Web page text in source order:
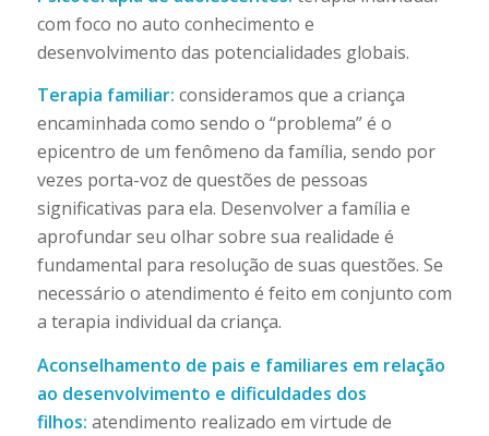
com foco no auto conhecimento e
desenvolvimento das potencialidades globais.
Terapia familiar: consideramos que a criança
encaminhada como sendo o “problema” é o
epicentro de um fenômeno da família, sendo por
vezes porta-voz de questões de pessoas
significativas para ela. Desenvolver a família e
aprofundar seu olhar sobre sua realidade é
fundamental para resolução de suas questões. Se
necessário o atendimento é feito em conjunto com
a terapia individual da criança.
Aconselhamento de pais e familiares em relação
ao desenvolvimento e dificuldades dos
filhos: atendimento realizado em virtude de